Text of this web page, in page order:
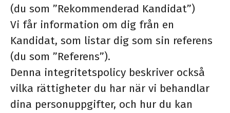
(du som ”Rekommenderad Kandidat”)
Vi får information om dig från en
Kandidat, som listar dig som sin referens
(du som ”Referens”).
Denna integritetspolicy beskriver också
vilka rättigheter du har när vi behandlar
dina personuppgifter, och hur du kan